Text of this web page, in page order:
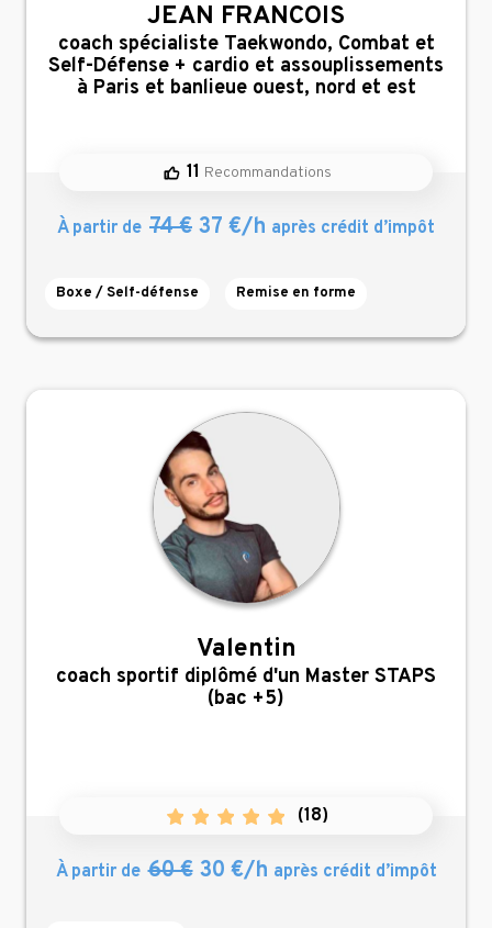
JEAN FRANCOIS
,
coach spécialiste Taekwondo, Combat et
Self-Défense + cardio et assouplissements
à Paris et banlieue ouest, nord et est
11 Recommandations
À partir de 74 € 37 €/h après crédit d’impôt
Boxe / Self-défense Remise en forme
Valentin
,
coach sportif diplômé d'un Master STAPS
(bac +5)
(18)
À partir de 60 €30 €/h après crédit d’impôt